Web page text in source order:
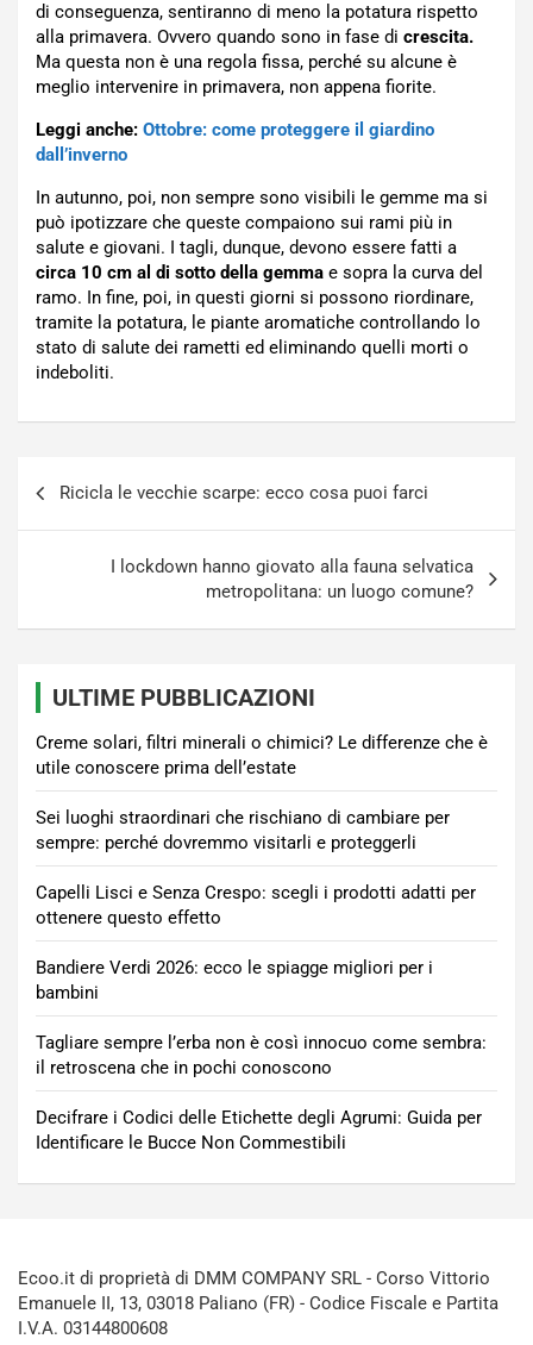
di conseguenza, sentiranno di meno la potatura rispetto
alla primavera. Ovvero quando sono in fase di crescita.
Ma questa non è una regola fissa, perché su alcune è
meglio intervenire in primavera, non appena fiorite.
Leggi anche: Ottobre: come proteggere il giardino
dall’inverno
In autunno, poi, non sempre sono visibili le gemme ma si
può ipotizzare che queste compaiono sui rami più in
salute e giovani. I tagli, dunque, devono essere fatti a
circa 10 cm al di sotto della gemma e sopra la curva del
ramo. In fine, poi, in questi giorni si possono riordinare,
tramite la potatura, le piante aromatiche controllando lo
stato di salute dei rametti ed eliminando quelli morti o
indeboliti.
Ricicla le vecchie scarpe: ecco cosa puoi farci
I lockdown hanno giovato alla fauna selvatica
metropolitana: un luogo comune?
ULTIME PUBBLICAZIONI
Creme solari, filtri minerali o chimici? Le differenze che è
utile conoscere prima dell’estate
Sei luoghi straordinari che rischiano di cambiare per
sempre: perché dovremmo visitarli e proteggerli
Capelli Lisci e Senza Crespo: scegli i prodotti adatti per
ottenere questo effetto
Bandiere Verdi 2026: ecco le spiagge migliori per i
bambini
Tagliare sempre l’erba non è così innocuo come sembra:
il retroscena che in pochi conoscono
Decifrare i Codici delle Etichette degli Agrumi: Guida per
Identificare le Bucce Non Commestibili
Ecoo.it di proprietà di DMM COMPANY SRL - Corso Vittorio
Emanuele II, 13, 03018 Paliano (FR) - Codice Fiscale e Partita
I.V.A. 03144800608